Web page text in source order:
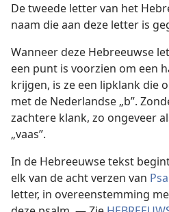
De tweede letter van het
naam die aan deze letter is
Wanneer deze Hebreeuwse
een punt is voorzien om een
krijgen, is ze een lipklank die
met de Nederlandse „b”.
zachtere klank, zo ongeveer
„vaas”.
In de Hebreeuwse tekst
elk van de acht verzen van
letter, in overeenstemming